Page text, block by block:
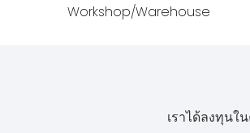
Workshop/Warehouse
เราได้ลงทุน